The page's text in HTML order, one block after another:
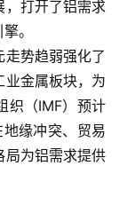
打开了铝需求
。
势趋弱强化了
业金属板块，为
织（IMF）预计
缘冲突、贸易
局为铝需求提供